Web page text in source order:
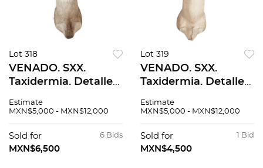
Lot 318
VENADO. SXX.
Taxidermia. Detalles
cm de altura.
Estimate
MXN$5,000 - MXN$12,000
6 Bids
Sold for
MXN$6,500
Lot 319
VENADO. SXX.
Taxidermia. Detalles
cm de altura.
Estimate
MXN$5,000 - MXN$12,000
1 Bid
Sold for
MXN$4,500